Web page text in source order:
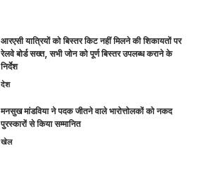
आरएसी यात्रियों को बिस्तर किट नहीं मिलने की शिकायतों पर
रेलवे बोर्ड सख्त, सभी जोन को पूर्ण बिस्तर उपलब्ध कराने के
निर्देश
देश
मनसुख मांडविया ने पदक जीतने वाले भारोत्तोलकों को नकद
पुरस्कारों से किया सम्मानित
खेल